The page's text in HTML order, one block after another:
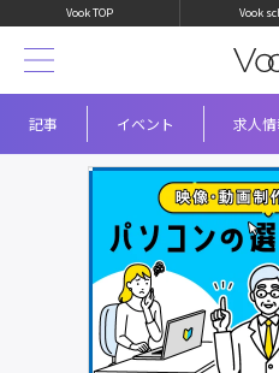
Vook TOP Vook
記事 イベント 求人